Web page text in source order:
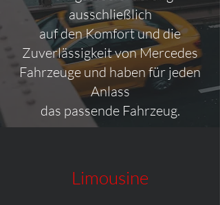
ausschließlich
auf den Komfort und die
Zuverlässigkeit von Mercedes
Fahrzeuge und haben für jeden
Anlass
das passende Fahrzeug.
Limousine